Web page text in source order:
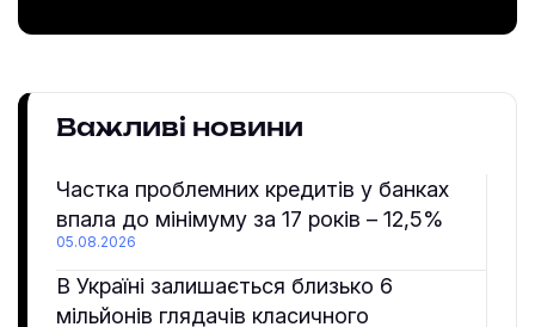
Важливі новини
Частка проблемних кредитів у банках
впала до мінімуму за 17 років – 12,5%
05.08.2026
В Україні залишається близько 6
мільйонів глядачів класичного